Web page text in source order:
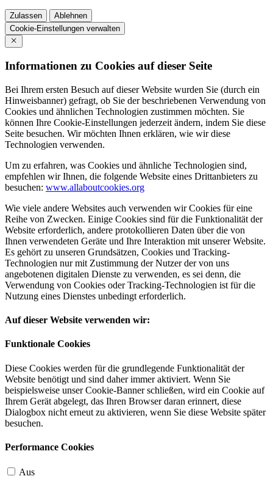
Zulassen
Ablehnen
Cookie-Einstellungen verwalten
Informationen zu Cookies auf dieser Seite
Bei Ihrem ersten Besuch auf dieser Website wurden Sie (durch ein
Hinweisbanner) gefragt, ob Sie der beschriebenen Verwendung von
Cookies und ähnlichen Technologien zustimmen möchten. Sie
können Ihre Cookie-Einstellungen jederzeit ändern, indem Sie diese
Seite besuchen. Wir möchten Ihnen erklären, wie wir diese
Technologien verwenden.
Um zu erfahren, was Cookies und ähnliche Technologien sind,
empfehlen wir Ihnen, die folgende Website eines Drittanbieters zu
besuchen: www.allaboutcookies.org
Wie viele andere Websites auch verwenden wir Cookies für eine
Reihe von Zwecken. Einige Cookies sind für die Funktionalität der
Website erforderlich, andere protokollieren Daten über die von
Ihnen verwendeten Geräte und Ihre Interaktion mit unserer Website.
Es gehört zu unseren Grundsätzen, Cookies und Tracking-
Technologien nur mit Zustimmung der Nutzer der von uns
angebotenen digitalen Dienste zu verwenden, es sei denn, die
Verwendung von Cookies oder Tracking-Technologien ist für die
Nutzung eines Dienstes unbedingt erforderlich.
Auf dieser Website verwenden wir:
Funktionale Cookies
Diese Cookies werden für die grundlegende Funktionalität der
Website benötigt und sind daher immer aktiviert. Wenn Sie
beispielsweise unser Cookie-Banner schließen, wird ein Cookie auf
Ihrem Gerät abgelegt, das Ihren Browser daran erinnert, diese
Dialogbox nicht erneut zu aktivieren, wenn Sie diese Website später
besuchen.
Performance Cookies
Aus